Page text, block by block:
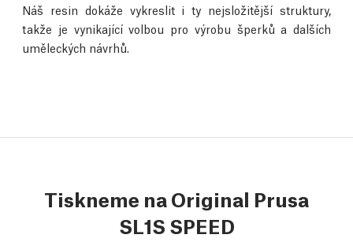
Náš resin dokáže vykreslit i ty nejsložitější struktury,
takže je vynikající volbou pro výrobu šperků a dalších
uměleckých návrhů.
Tiskneme na Original Prusa
SL1S SPEED